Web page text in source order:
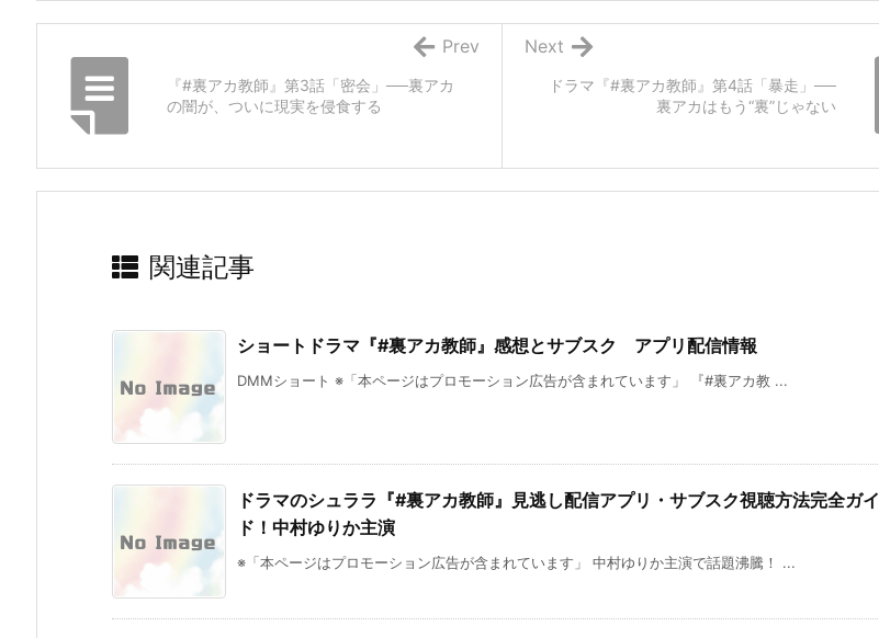
ドラマ『#裏アカ教師』第4話「暴走」──
裏アカはもう“裏”じゃない
Next
『#裏アカ教師』第3話「密会」──裏アカ
の闇が、ついに現実を侵食する
Prev
関連記事
ショートドラマ『#裏アカ教師』感想とサブスク アプリ配信情報
DMMショート ※「本ページはプロモーション広告が含まれています」 『#裏アカ教 ...
ドラマのシュララ『#裏アカ教師』見逃し配信アプリ・サブスク視聴方法完全ガイ
ド！中村ゆりか主演
※「本ページはプロモーション広告が含まれています」 中村ゆりか主演で話題沸騰！ ...